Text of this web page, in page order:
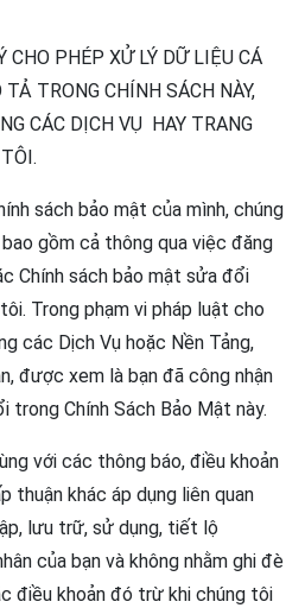
CHO PHÉP XỬ LÝ DỮ LIỆU CÁ
TRONG CHÍNH SÁCH NÀY,
CÁC DỊCH VỤ HAY TRANG
sách bảo mật của mình, chúng
gồm cả thông qua việc đăng
Chính sách bảo mật sửa đổi
Trong phạm vi pháp luật cho
các Dịch Vụ hoặc Nền Tảng,
được xem là bạn đã công nhận
trong Chính Sách Bảo Mật này.
với các thông báo, điều khoản
thuận khác áp dụng liên quan
lưu trữ, sử dụng, tiết lộ
của bạn và không nhằm ghi đè
điều khoản đó trừ khi chúng tôi